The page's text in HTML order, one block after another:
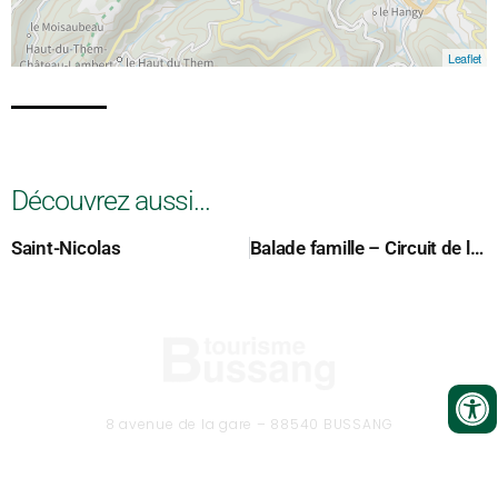
Leaflet
Découvrez aussi...
Saint-Nicolas Balade famille – Circuit de la Chapelle de Pitié
8 avenue de la gare – 88540 BUSSANG